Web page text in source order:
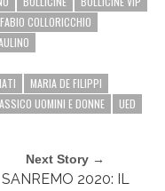
FABIO COLLORICCHIO
MARIA DE FILIPPI
UOMINI E DONNE
UED
Next Story →
SANREMO 2020: IL